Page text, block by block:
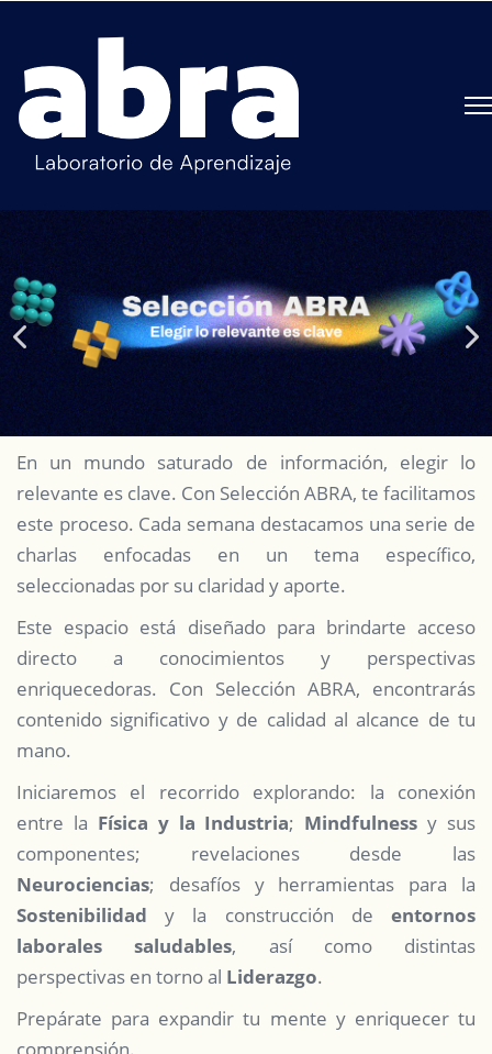
En un mundo saturado de información, elegir lo
relevante es clave. Con Selección ABRA, te facilitamos
este proceso. Cada semana destacamos una serie de
charlas enfocadas en un tema específico,
seleccionadas por su claridad y aporte.
Este espacio está diseñado para brindarte acceso
directo a conocimientos y perspectivas
enriquecedoras. Con Selección ABRA, encontrarás
contenido significativo y de calidad al alcance de tu
mano.
Iniciaremos el recorrido explorando: la conexión
entre la Física y la Industria; Mindfulness y sus
componentes; revelaciones desde las
Neurociencias; desafíos y herramientas para la
Sostenibilidad y la construcción de entornos
laborales saludables, así como distintas
perspectivas en torno al Liderazgo.
Prepárate para expandir tu mente y enriquecer tu